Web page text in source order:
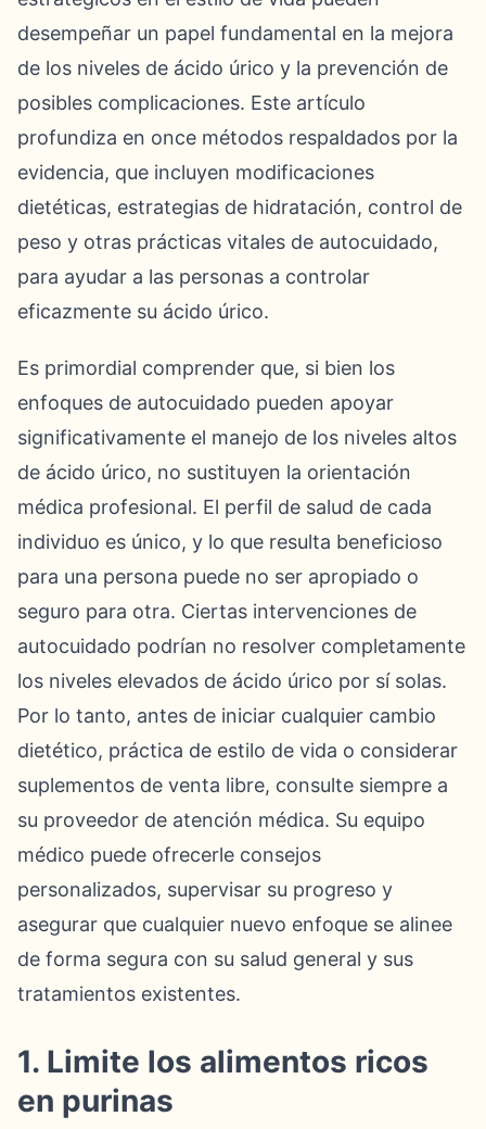
desempeñar un papel fundamental en la mejora
de los niveles de ácido úrico y la prevención de
posibles complicaciones. Este artículo
profundiza en once métodos respaldados por la
evidencia, que incluyen modificaciones
dietéticas, estrategias de hidratación, control de
peso y otras prácticas vitales de autocuidado,
para ayudar a las personas a controlar
eficazmente su ácido úrico.
Es primordial comprender que, si bien los
enfoques de autocuidado pueden apoyar
significativamente el manejo de los niveles altos
de ácido úrico, no sustituyen la orientación
médica profesional. El perfil de salud de cada
individuo es único, y lo que resulta beneficioso
para una persona puede no ser apropiado o
seguro para otra. Ciertas intervenciones de
autocuidado podrían no resolver completamente
los niveles elevados de ácido úrico por sí solas.
Por lo tanto, antes de iniciar cualquier cambio
dietético, práctica de estilo de vida o considerar
suplementos de venta libre, consulte siempre a
su proveedor de atención médica. Su equipo
médico puede ofrecerle consejos
personalizados, supervisar su progreso y
asegurar que cualquier nuevo enfoque se alinee
de forma segura con su salud general y sus
tratamientos existentes.
1. Limite los alimentos ricos
en purinas